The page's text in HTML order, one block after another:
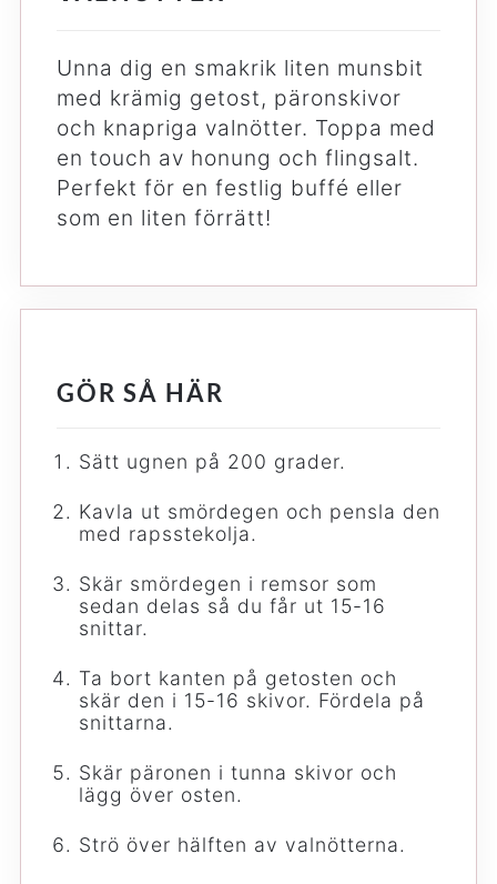
Unna dig en smakrik liten munsbit
med krämig getost, päronskivor
och knapriga valnötter. Toppa med
en touch av honung och flingsalt.
Perfekt för en festlig buffé eller
som en liten förrätt!
GÖR SÅ HÄR
Sätt ugnen på 200 grader.
Kavla ut smördegen och pensla den
med rapsstekolja.
Skär smördegen i remsor som
sedan delas så du får ut 15-16
snittar.
Ta bort kanten på getosten och
skär den i 15-16 skivor. Fördela på
snittarna.
Skär päronen i tunna skivor och
lägg över osten.
Strö över hälften av valnötterna.